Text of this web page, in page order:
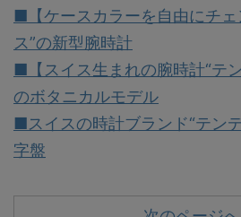
■【ケースカラーを自由にチェ
ス”の新型腕時計
■【スイス生まれの腕時計“テ
のボタニカルモデル
■スイスの時計ブランド“テン
字盤